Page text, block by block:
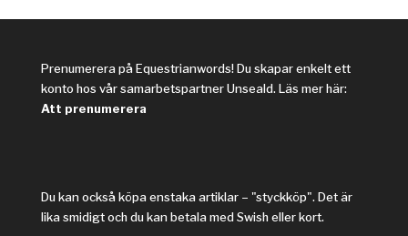
Prenumerera på Equestrianwords! Du skapar enkelt ett
konto hos vår samarbetspartner Unseald. Läs mer här:
Att prenumerera
Du kan också köpa enstaka artiklar – "styckköp". Det är
lika smidigt och du kan betala med Swish eller kort.